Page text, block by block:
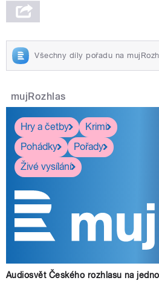
Všechny díly pořadu na
mujRozhlas
Hry a četby
Krimi
Pohádky
Pořady
Živé vysílání
Audiosvět Českého rozhlasu na